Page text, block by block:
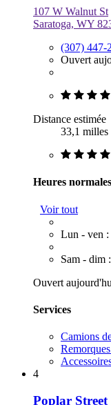
107 W Walnut St
Saratoga, WY
(307) 447-
Ouvert
Distance estimée
33,1 milles
Heures normales
Voir tout
Lun - ven :
Sam - dim
Ouvert
Services
Camions
4
Poplar